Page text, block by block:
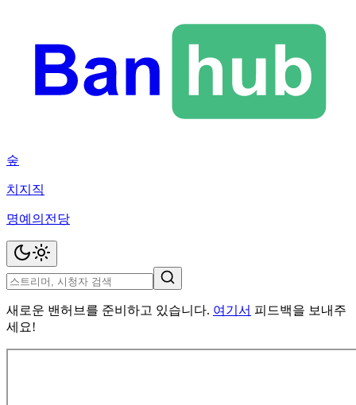
숲
치지직
명예의전당
새로운 밴허브를 준비하고 있습니다. 여기서 피드백을 보내주
세요!